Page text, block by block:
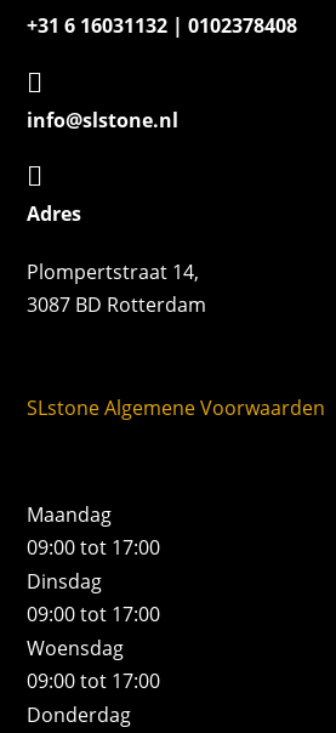
+31 6 16031132 | 0102378408

info@slstone.nl

Adres
Plompertstraat 14,
3087 BD Rotterdam
SLstone Algemene Voorwaarden
Maandag
09:00 tot 17:00
Dinsdag
09:00 tot 17:00
Woensdag
09:00 tot 17:00
Donderdag